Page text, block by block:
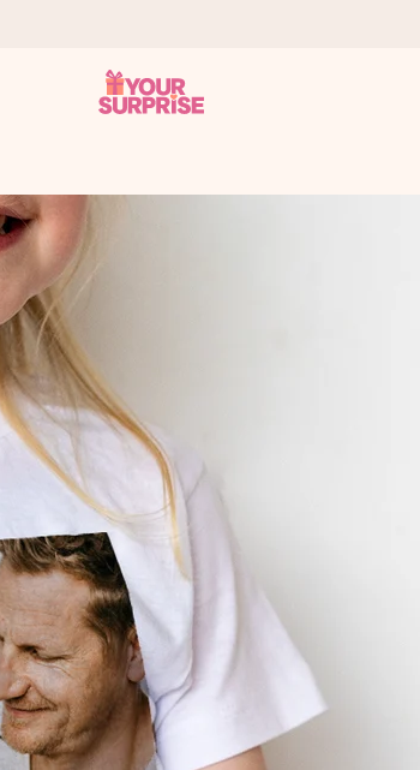
i precis rätt tid, när det betyder som mest.
meddelande som verkligen berör hennes hjärta.